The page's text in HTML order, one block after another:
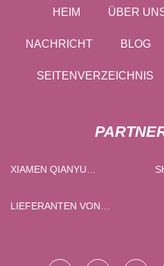
HEIM ÜBER
NACHRICHT BLOG
SEITENVERZEICHNIS
XIAMEN QIANYU
LIEFERANTEN VON